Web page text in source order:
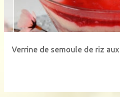
Verrine de semoule de riz